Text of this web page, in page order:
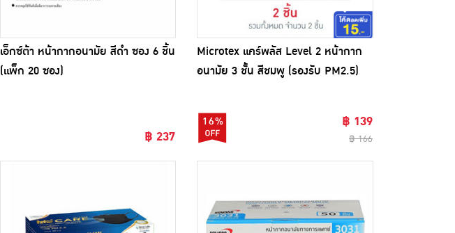
เอ็กซ์ต้า หน้ากากอนามัย สีดำ ซอง 6 ชิ้น
(แพ็ก 20 ซอง)
฿ 237
Microtex แคร์พลัส Level 2 หน้ากาก
อนามัย 3 ชั้น สีชมพู (รองรับ PM2.5)
16% ฿ 139
฿ 166